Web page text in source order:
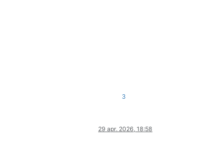
3
29 apr. 2026, 18:58